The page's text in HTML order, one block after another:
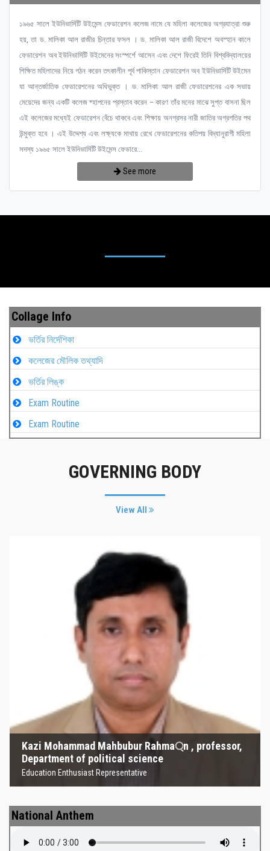
১৯৬৫ সালে ইউনিভার্সিটি উইমেন্স ফেডারেশন কলেজ নামে যে মহিলা কলেজের অগ্রযাত্রা শুরু
হয়, তা ড. মালিকা আল রাজীর চিন্তার ফসল । ড. মালিকা আল রাজী বিদেশে অবস্হান কালে
ফেডারেশন অব ইউনিভার্সিটি উইমেনের সংস্পর্শে আসেন এবং দেশে ফিরেই তিনি বিশ্ববিদ্যালয়ের
শিক্ষিত মহিলাদের নিয়ে গঠন করেন তৎকালীন পূর্ব পাকিস্তান ফেডারেশন অব ইউনিভার্সিটি উইমেন
যা আন্তর্জাতিক ফেডারেশনের অধিভুক্ত । ড. মালিকা আল রাজী ফেডারেশনের এক সভায়
মেয়েদের জন্য একটি কলেজ ষ্হাপনের প্রস্তাব করেন – কারণ তাঁর মনের মাঝে সুপ্ত বাসনা ছিল
এই কলেজের মধ্যেই ফেডারেশন বেঁচে থাকবে এবং শিক্ষায় অনগ্রসর নারী জাতির অগ্রগতির পথ
উন্মুক্ত হবে । এই উদ্দেশ্য এবং লক্ষ্যকে মাথায় রেখে ফেডারেশনের কতিপয় বিদ্যানুরাগী মহিলা
সদস্য ১৯৬৫ সালে ইউনিভার্সিটি উইমেন্স ফেডারে...
See more
Collage Info
ভর্তির নির্দেশিকা
কলেজের মৌলিক তথ্যাদি
ভর্তির লিঙ্ক
Exam Routine
Exam Routine
GOVERNING BODY
View All
Kazi Mohammad Mahbubur Rahma্‌n , professor,
Department of political science
Education Enthusiast Representative
Kazi Mohammad Mahbubur
Rahma্‌n , professor, Department
of political science
Education Enthusiast Representative
National Anthem